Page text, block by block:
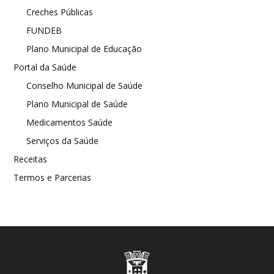
Creches Públicas
FUNDEB
Plano Municipal de Educação
Portal da Saúde
Conselho Municipal de Saúde
Plano Municipal de Saúde
Medicamentos Saúde
Serviços da Saúde
Receitas
Termos e Parcerias